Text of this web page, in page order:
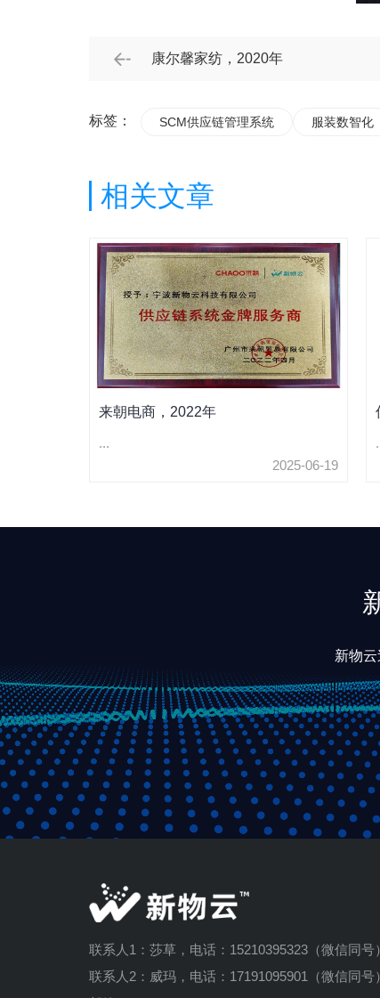
康尔馨家纺，2020年
标签： SCM供应链管理系统 服装数智化
相关文章
来朝电商，2022年
...
2025-06-19
新物
联系人1：莎草，电话：15210395323（微信同号）
联系人2：威玛，电话：17191095901（微信同号）